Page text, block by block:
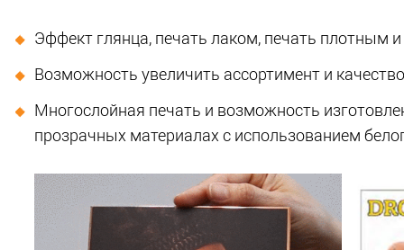
Эффект глянца, печать лаком, печать плотным
Возможность увеличить ассортимент и
Многослойная печать и возможность
прозрачных материалах с использованием